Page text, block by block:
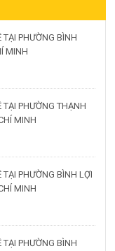
PHƯỜNG BÌNH
MINH
PHƯỜNG THẠNH
MINH
PHƯỜNG BÌNH LỢI
MINH
PHƯỜNG BÌNH